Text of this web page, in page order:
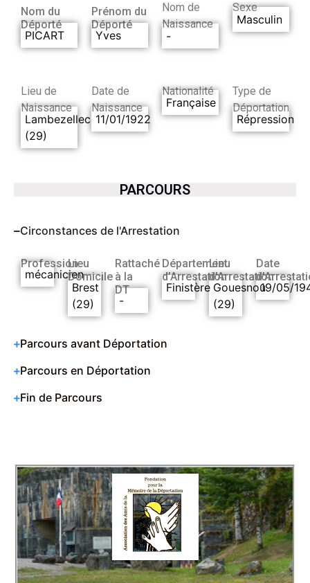
Nom du
Déporté
PICART
Prénom du
Déporté
Yves
Nom de
Naissance
-
Sexe
Masculin
Lieu de
Naissance
Lambezellec
(29)
Date de
Naissance
11/01/1922
Nationalité
Française
Type de
Déportation
Répression
PARCOURS
Circonstances de l'Arrestation
Profession
mécanicien
Lieu
Domicile
Brest
(29)
Rattaché
à la
DT
-
Département
d’Arrestation
Finistère
Lieu
d’Arrestation
Gouesnou
(29)
Date
19/05/
Parcours avant Déportation
Parcours en Déportation
Fin de Parcours